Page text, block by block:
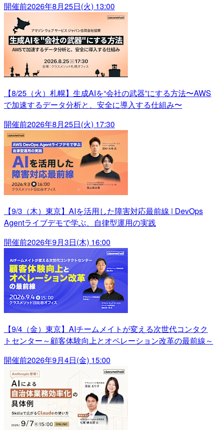
開催前2026年8月25日(火) 13:00
【8/25（火）札幌】生成AIを“会社の武器”にする方法〜AWS
で加速するデータ分析と、安全に導入する仕組み〜
開催前2026年8月25日(火) 17:30
【9/3（木）東京】AIを活用した障害対応最前線 | DevOps
Agentライブデモで学ぶ、自律型運用の実践
開催前2026年9月3日(木) 16:00
【9/4（金）東京】AIチームメイトが変える次世代コンタク
トセンター～顧客体験向上とオペレーション改革の最前線～
開催前2026年9月4日(金) 15:00